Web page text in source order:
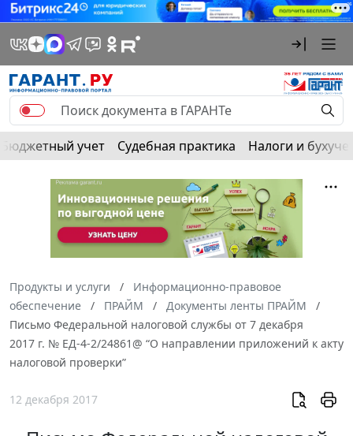
Бюджетный учет Судебная практика Налоги и
Продукты и услуги
Информационно-правовое
обеспечение
ПРАЙМ
Документы ленты ПРАЙМ
Письмо Федеральной налоговой службы от 7 декабря
2017 г. № ЕД-4-2/24861@ “О направлении приложений к акту
налоговой проверки”
12 декабря 2017